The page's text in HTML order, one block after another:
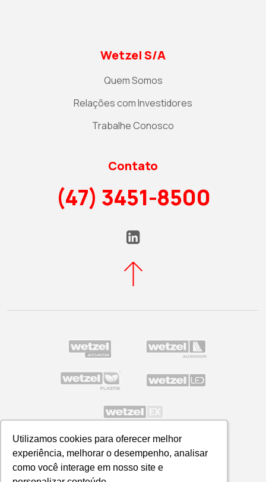
Utilizamos cookies para oferecer melhor
experiência, melhorar o desempenho, analisar
como você interage em nosso site e
Utilizamos cookies para oferecer melhor
experiência, melhorar o desempenho, analisar
como você interage em nosso site e
Wetzel S/A
Quem Somos
Relações com Investidores
Trabalhe Conosco
Contato
(47) 3451-8500
Política de Privacidade
WETZEL S/A © 2026